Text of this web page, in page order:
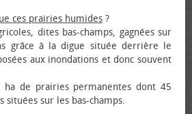
ces prairies humides ?
dites bas-champs, gagnées sur
grâce à la digue située derrière le
aux inondations et donc souvent
ha de prairies permanentes dont 45
sur les bas-champs.